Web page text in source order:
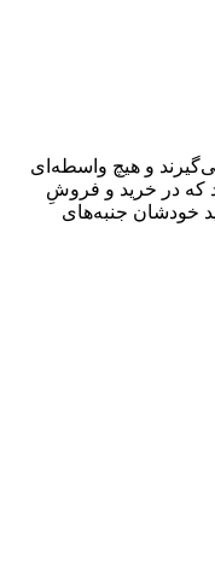
و هیچ واسطه‌ای
که در خرید و فروشِ
خودشان جنبه‌های